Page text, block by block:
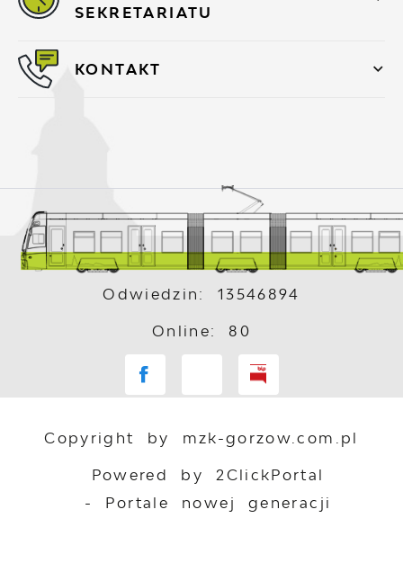
SEKRETARIATU
KONTAKT
Odwiedzin: 13546894
Online: 80
Copyright by mzk-gorzow.com.pl
Powered by 2ClickPortal
- Portale nowej generacji